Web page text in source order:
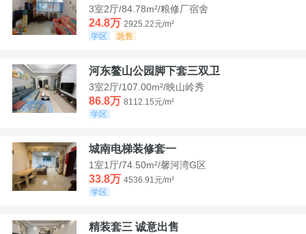
3室2厅/84.78m²/粮修厂宿舍
24.8万 2925.22元/m²
学区
急售
河东鳌山公园脚下套三双卫
3室2厅/107.00m²/映山岭秀
86.8万 8112.15元/m²
学区
城南电梯装修套一
1室1厅/74.50m²/馨河湾G区
33.8万 4536.91元/m²
学区
精装套三 诚意出售